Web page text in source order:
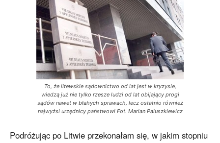
To, że litewskie sądownictwo od lat jest w kryzysie,
wiedzą już nie tylko rzesze ludzi od lat obijający progi
sądów nawet w błahych sprawach, lecz ostatnio również
najwyżsi urzędnicy państwowi Fot. Marian Paluszkiewicz
Podróżując po Litwie przekonałam się, w jakim stopniu